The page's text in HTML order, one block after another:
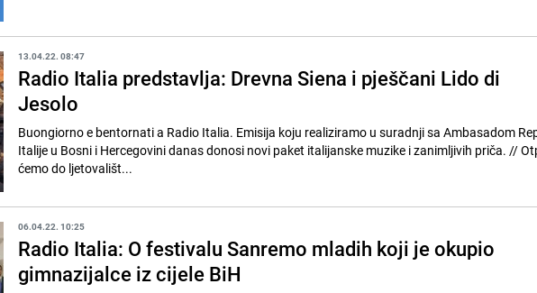
13.04.22. 08:47
Radio Italia predstavlja: Drevna Siena i pješčani Lido di
Jesolo
Buongiorno e bentornati a Radio Italia. Emisija koju realiziramo u suradnji sa Ambasadom
Italije u Bosni i Hercegovini danas donosi novi paket italijanske muzike i zanimljivih priča. // Otputovat
ćemo do ljetovališt...
06.04.22. 10:25
Radio Italia: O festivalu Sanremo mladih koji je okupio
gimnazijalce iz cijele BiH